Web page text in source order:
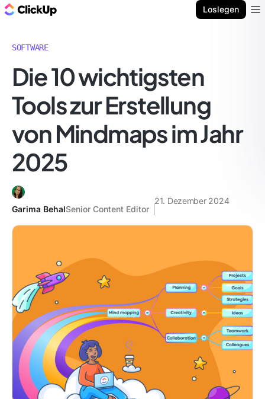
Loslegen
SOFTWARE
Die 10 wichtigsten
Tools zur Erstellung
von Mindmaps im Jahr
2025
Garima BehalSenior Content Editor
21. Dezember 2024